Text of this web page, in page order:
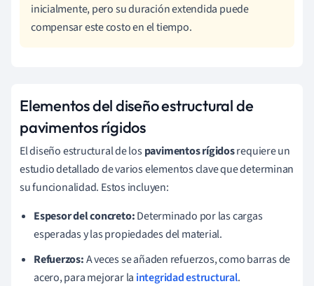
inicialmente, pero su duración extendida puede
compensar este costo en el tiempo.
Elementos del diseño estructural de
pavimentos rígidos
El diseño estructural de lospavimentos rígidosrequiere un
estudio detallado de varios elementos clave que determinan
su funcionalidad. Estos incluyen:
Espesor del concreto:Determinado por las cargas
esperadas y las propiedades del material.
Refuerzos:A veces se añaden refuerzos, como barras de
acero, para mejorar la integridad estructural.